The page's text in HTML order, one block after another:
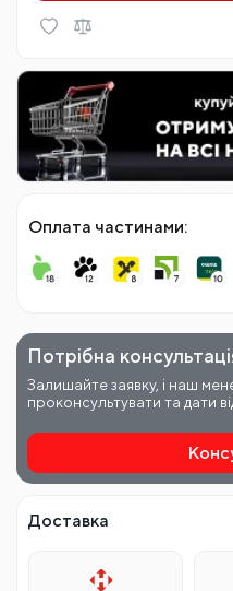
Оплата частинами:
Потрібна
Залишайте заявку, і наш
проконсультувати та дати
Доставка